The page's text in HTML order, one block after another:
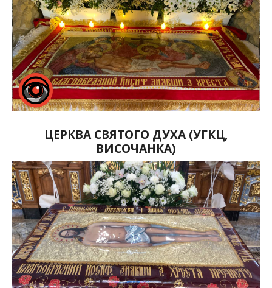
ЦЕРКВА СВЯТОГО ДУХА (УГКЦ,
ВИСОЧАНКА)